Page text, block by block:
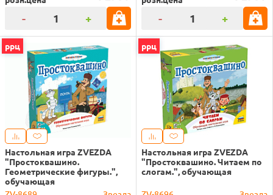
- + - +
ррц
Настольная игра ZVEZDA
"Простоквашино.
Геометрические фигуры.",
обучающая
ррц
Настольная игра ZVEZDA
"Простоквашино. Читаем по
слогам.", обучающая